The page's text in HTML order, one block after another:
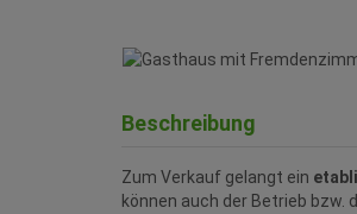
Beschreibung
Zum Verkauf gelangt ein
können auch der Betrieb bzw.